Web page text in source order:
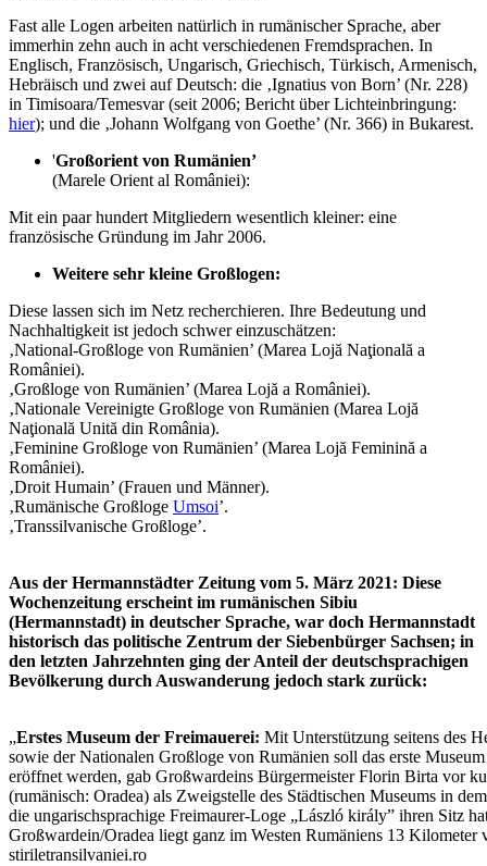
Fast alle Logen arbeiten natürlich in rumänischer Sprache, aber
immerhin zehn auch in acht verschiedenen Fremdsprachen. In
Englisch, Französisch, Ungarisch, Griechisch, Türkisch, Armenisch,
Hebräisch und zwei auf Deutsch: die ‚Ignatius von Born’ (Nr. 228)
in Timisoara/Temesvar (seit 2006; Bericht über Lichteinbringung:
hier); und die ‚Johann Wolfgang von Goethe’ (Nr. 366) in Bukarest.
'Großorient von Rumänien’
(Marele Orient al României):
Mit ein paar hundert Mitgliedern wesentlich kleiner: eine
französische Gründung im Jahr 2006.
Weitere sehr kleine Großlogen:
Diese lassen sich im Netz recherchieren. Ihre Bedeutung und
Nachhaltigkeit ist jedoch schwer einzuschätzen:
‚National-Großloge von Rumänien’ (Marea Lojă Naţională a
României).
‚Großloge von Rumänien’ (Marea Lojă a României).
‚Nationale Vereinigte Großloge von Rumänien (Marea Lojă
Naţională Unită din România).
‚Feminine Großloge von Rumänien’ (Marea Lojă Feminină a
României).
‚Droit Humain’ (Frauen und Männer).
‚Rumänische Großloge Umsoi’.
‚Transsilvanische Großloge’.
Aus der Hermannstädter Zeitung vom 5. März 2021: Diese
Wochenzeitung erscheint im rumänischen Sibiu
(Hermannstadt) in deutscher Sprache, war doch Hermannstadt
historisch das politische Zentrum der Siebenbürger Sachsen; in
den letzten Jahrzehnten ging der Anteil der deutschsprachigen
Bevölkerung durch Auswanderung jedoch stark zurück:
„Erstes Museum der Freimauerei: Mit Unterstützung seitens des
sowie der Nationalen Großloge von Rumänien soll das erste
eröffnet werden, gab Großwardeins Bürgermeister Florin Birta vor
(rumänisch: Oradea) als Zweigstelle des Städtischen Museums in
die ungarischsprachige Freimaurer-Loge „László király” ihren Sitz
Großwardein/Oradea liegt ganz im Westen Rumäniens 13 Kilometer
stiriletransilvaniei.ro